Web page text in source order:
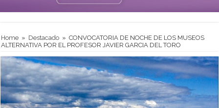
Home » Destacado » CONVOCATORIA DE NOCHE DE LOS MUSEOS
ALTERNATIVA POR EL PROFESOR JAVIER GARCIA DEL TORO